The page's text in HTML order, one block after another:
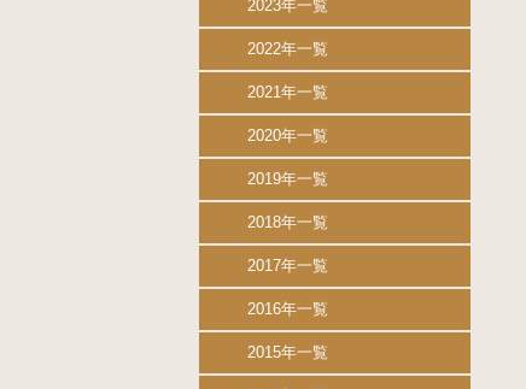
2023年一覧
2022年一覧
2021年一覧
2020年一覧
2019年一覧
2018年一覧
2017年一覧
2016年一覧
2015年一覧